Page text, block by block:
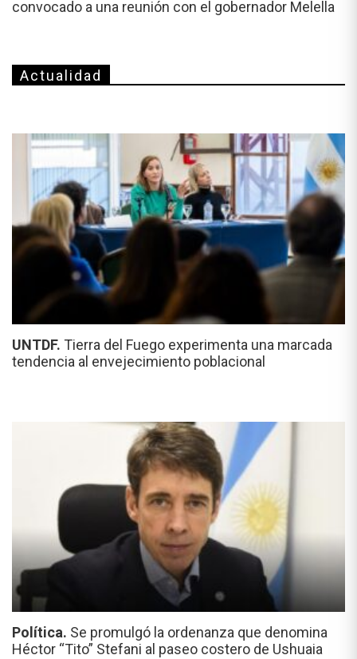
convocado a una reunión con el gobernador Melella
Actualidad
UNTDF. Tierra del Fuego experimenta una marcada
tendencia al envejecimiento poblacional
Política. Se promulgó la ordenanza que denomina
Héctor “Tito” Stefani al paseo costero de Ushuaia